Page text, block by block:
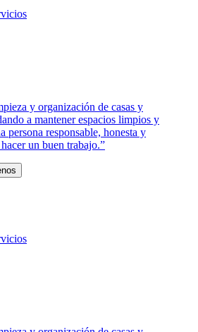
y organización de casas y
a mantener espacios limpios y
persona responsable, honesta y
un buen trabajo.”